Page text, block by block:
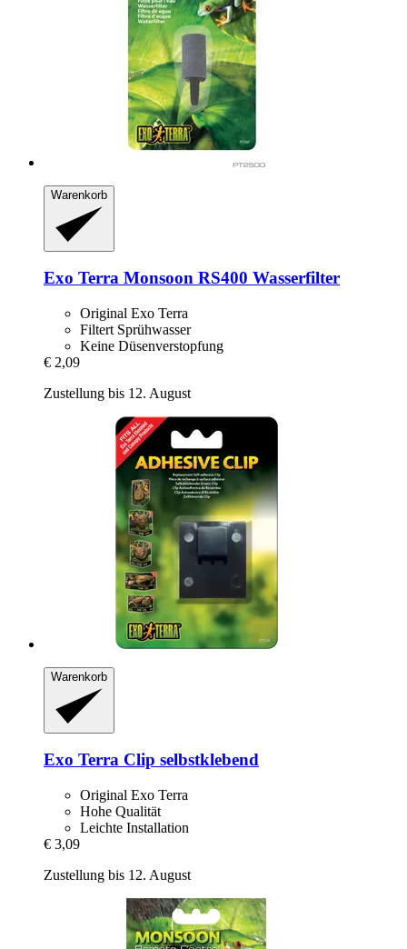
Warenkorb
Exo Terra Monsoon RS400 Wasserfilter
Original Exo Terra
Filtert Sprühwasser
Keine Düsenverstopfung
€ 2,09
Zustellung bis 12. August
Warenkorb
Exo Terra Clip selbstklebend
Original Exo Terra
Hohe Qualität
Leichte Installation
€ 3,09
Zustellung bis 12. August